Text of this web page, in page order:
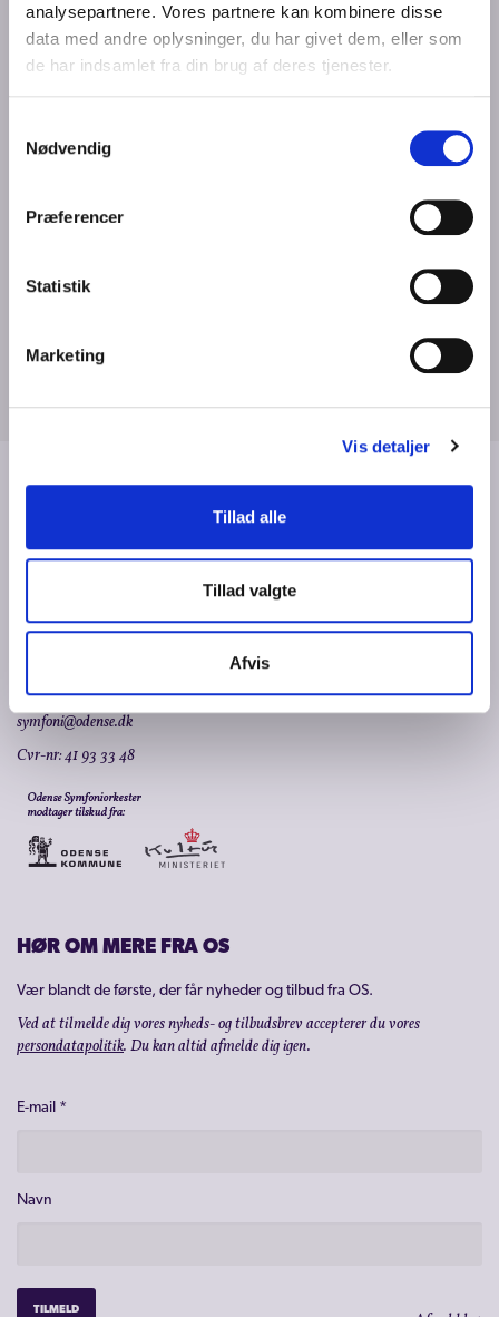
analysepartnere. Vores partnere kan kombinere disse
data med andre oplysninger, du har givet dem, eller som
de har indsamlet fra din brug af deres tjenester.
Nødvendig
Præferencer
Statistik
Marketing
Vis detaljer
Tillad alle
Tillad valgte
Afvis
Handicapparkeringspladser – vi anbefaler, at du benytter opgang P04,
hvor der er elevator. Det er også muligt at sætte personer, som er
dårligt gående, af ved indgangen til Odense Koncerthus – der er dog
forreste række på gulvet og på bageste række på balkonen (række
31). Kørestolspladser kan bestilles online eller gennem OS – på mail
Handicaporganisationer har mulighed for at tage en ledsager med
uden ekstrabetaling – billet til dette skal dog bestilles sammen med de
denne opstilling.
Der er etableret teleslynge i Carl Nielsen Salen.
Den selvejende institution
Claus Bergs Gade 9
Tlf.: +45 63 75 00 50 (ons. 10-12)
symfoni@odense.dk
Cvr-nr: 41 93 33 48
HØR OM MERE FRA OS
Vær blandt de første, der får nyheder og tilbud fra OS.
Ved at tilmelde dig vores nyheds- og tilbudsbrev accepterer du vores
persondatapolitik. Du kan altid afmelde dig igen.
E-mail *
Navn